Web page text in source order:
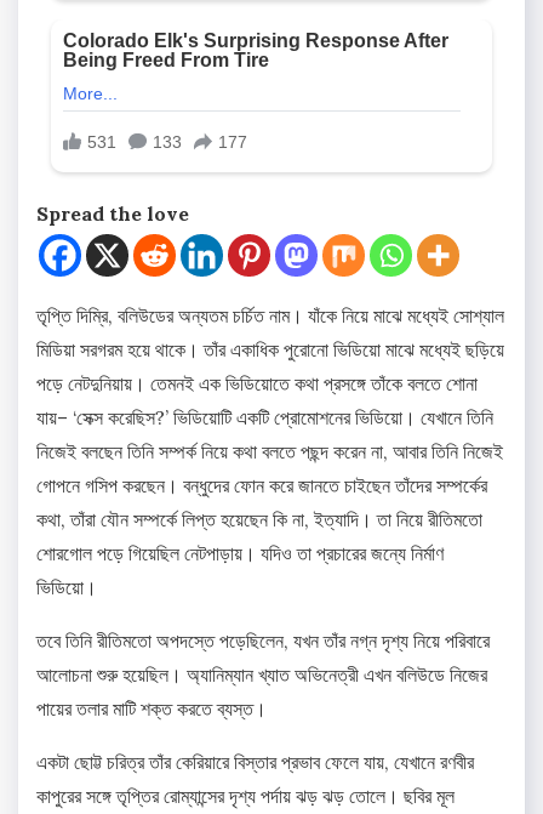
Spread the love
তৃপ্তি দিম্রি, বলিউডের অন্যতম চর্চিত নাম। যাঁকে নিয়ে মাঝে মধ্যেই সোশ্যাল
মিডিয়া সরগরম হয়ে থাকে। তাঁর একাধিক পুরোনো ভিডিয়ো মাঝে মধ্যেই ছড়িয়ে
পড়ে নেটদুনিয়ায়। তেমনই এক ভিডিয়োতে কথা প্রসঙ্গে তাঁকে বলতে শোনা
যায়– ‘সেক্স করেছিস?’ ভিডিয়োটি একটি প্রোমোশনের ভিডিয়ো। যেখানে তিনি
নিজেই বলছেন তিনি সম্পর্ক নিয়ে কথা বলতে পছন্দ করেন না, আবার তিনি নিজেই
গোপনে গসিপ করছেন। বন্ধুদের ফোন করে জানতে চাইছেন তাঁদের সম্পর্কের
কথা, তাঁরা যৌন সম্পর্কে লিপ্ত হয়েছেন কি না, ইত্যাদি। তা নিয়ে রীতিমতো
শোরগোল পড়ে গিয়েছিল নেটপাড়ায়। যদিও তা প্রচারের জন্যে নির্মাণ
ভিডিয়ো।
তবে তিনি রীতিমতো অপদস্তে পড়েছিলেন, যখন তাঁর নগ্ন দৃশ্য নিয়ে পরিবারে
আলোচনা শুরু হয়েছিল। অ্যানিম্যান খ্যাত অভিনেত্রী এখন বলিউডে নিজের
পায়ের তলার মাটি শক্ত করতে ব্যস্ত।
একটা ছোট্ট চরিত্র তাঁর কেরিয়ারে বিস্তার প্রভাব ফেলে যায়, যেখানে রণবীর
কাপুরের সঙ্গে তৃপ্তির রোম্যান্সের দৃশ্য পর্দায় ঝড় ঝড় তোলে। ছবির মূল